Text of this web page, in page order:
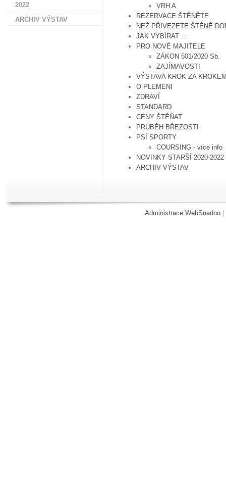
VRH A
REZERVACE ŠTĚNĚTE
NEŽ PŘIVEZETE ŠTĚNĚ
JAK VYBÍRAT ...
PRO NOVÉ MAJITELE
ZÁKON 501/2020 Sb.
ZAJÍMAVOSTI
VÝSTAVA KROK ZA
O PLEMENI
ZDRAVÍ
STANDARD
CENY ŠTĚŇAT
PRŮBĚH BŘEZOSTI
PSÍ SPORTY
COURSING - více info
NOVINKY STARŠÍ 2020-2022
ARCHIV VÝSTAV
2022
ARCHIV VÝSTAV
Administrace WebSnadno|